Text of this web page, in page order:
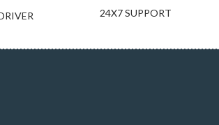
24X7 SUPPORT